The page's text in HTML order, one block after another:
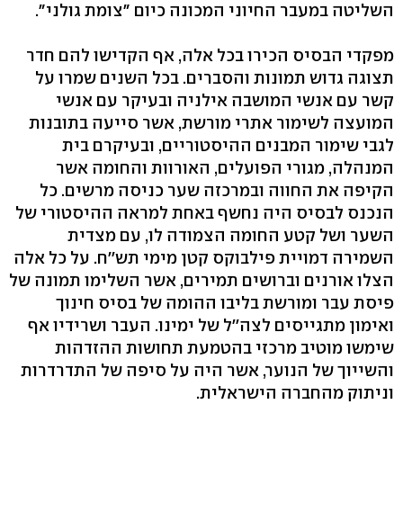
השליטה במעבר החיוני המכונה כיום "צומת גולני".
מפקדי הבסיס הכירו בכל אלה, אף הקדישו להם חדר
תצוגה גדוש תמונות והסברים. בכל השנים שמרו על
קשר עם אנשי המושבה אילניה ובעיקר עם אנשי
המועצה לשימור אתרי מורשת, אשר סייעה בתובנות
לגבי שימור המבנים ההיסטוריים, ובעיקרם בית
המנהלה, מגורי הפועלים, האורוות והחומה אשר
הקיפה את החווה ובמרכזה שער כניסה מרשים. כל
הנכנס לבסיס היה נחשף באחת למראה ההיסטורי של
השער ושל קטע החומה הצמודה לו, עם מצדית
השמירה דמויית פילבוקס קטן מימי תש''ח. על כל אלה
הצלו אורנים וברושים תמירים, אשר השלימו תמונה של
פיסת עבר ומורשת בליבו ההומה של בסיס חינוך
ואימון מתגייסים לצה''ל של ימינו. העבר ושרידיו אף
שימשו מוטיב מרכזי בהטמעת תחושות ההזדהות
והשייוך של הנוער, אשר היה על סיפה של התדרדרות
וניתוק מהחברה הישראלית.